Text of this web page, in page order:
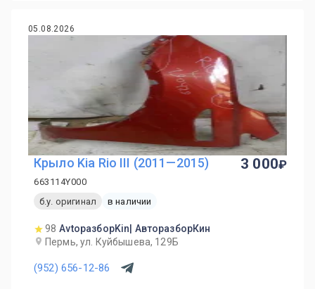
05.08.2026
Крыло Kia Rio III (2011—2015)
663114Y000
б.у. оригинал
в наличии
98 AvtoразборKin| АвторазборКин
Пермь, ул. Куйбышева, 129Б
(952) 656-12-86
3 000